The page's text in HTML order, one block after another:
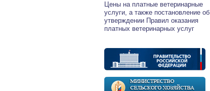
Цены на платные ветеринарные
услуги, а также постановление об
утверждении Правил оказания
платных ветеринарных услуг